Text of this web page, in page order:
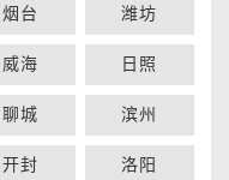
烟台 潍坊
威海 日照
聊城 滨州
开封 洛阳